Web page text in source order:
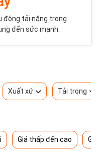
động tải nặng trong
đến sức mạnh.
Xuất xứ Tải trọng
Giá thấp đến cao